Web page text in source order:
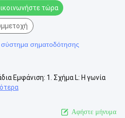
τώρα
σηματοδότησης
Εμφάνιση: 1. Σχήμα L: Η γωνία
Αφήστε μήνυμα